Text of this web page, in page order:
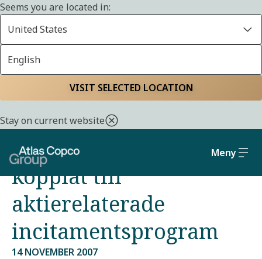
Seems you are located in:
United States
English
VISIT SELECTED LOCATION
Stay on current website
Meny
Atlas Copco avser
använda mandat
kopplat till
aktierelaterade
incitamentsprogram
14 NOVEMBER 2007